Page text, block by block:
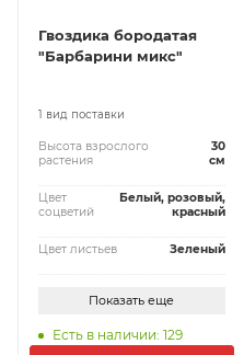
Гвоздика бородатая
"Барбарини микс"
1 вид поставки
Высота взрослого
растения
30
см
Цвет
соцветий
Белый, розовый,
красный
Цвет листьев Зеленый
Показать еще
Есть в наличии: 129